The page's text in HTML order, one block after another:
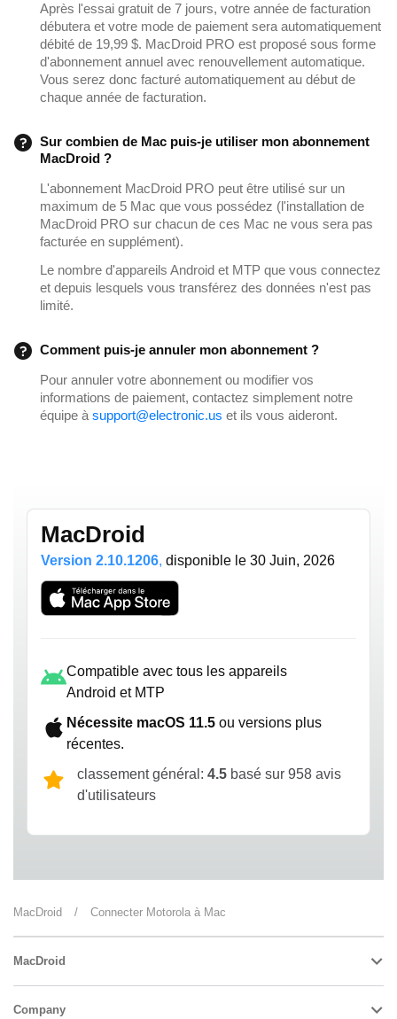
Après l'essai gratuit de 7 jours, votre année de facturation
débutera et votre mode de paiement sera automatiquement
débité de 19,99 $. MacDroid PRO est proposé sous forme
d'abonnement annuel avec renouvellement automatique.
Vous serez donc facturé automatiquement au début de
chaque année de facturation.
Sur combien de Mac puis-je utiliser mon abonnement
MacDroid ?
L'abonnement MacDroid PRO peut être utilisé sur un
maximum de 5 Mac que vous possédez (l'installation de
MacDroid PRO sur chacun de ces Mac ne vous sera pas
facturée en supplément).
Le nombre d'appareils Android et MTP que vous connectez
et depuis lesquels vous transférez des données n'est pas
limité.
Comment puis-je annuler mon abonnement ?
Pour annuler votre abonnement ou modifier vos
informations de paiement, contactez simplement notre
équipe à support@electronic.us et ils vous aideront.
MacDroid
Version 2.10.1206, disponible le 30 Juin, 2026
Compatible avec tous les appareils
Android et MTP
Nécessite macOS 11.5 ou versions plus
récentes.
classement général: 4.5 basé sur 958 avis
d'utilisateurs
MacDroid / Connecter Motorola à Mac
MacDroid
Company